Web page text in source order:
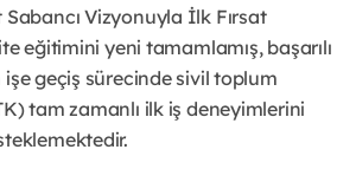
Vizyonuyla İlk Fırsat
eğitimini yeni tamamlamış, başarılı
geçiş sürecinde sivil toplum
tam zamanlı ilk iş deneyimlerini